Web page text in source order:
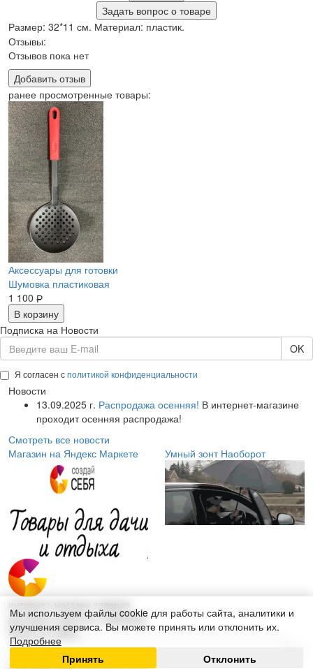
Задать вопрос о товаре
Размер: 32*11 см. Материал: пластик.
Отзывы:
Отзывов пока нет
Добавить отзыв
ранее просмотренные товары:
Аксессуары для готовки
Шумовка пластиковая
1 100 Р
В корзину
Подписка на Новости
OK
Я согласен сполитикой конфиденциальности
Новости
13.09.2025 г. Распродажа осенняя! В интернет-магазине
проходит осенняя распродажа!
Смотреть все новости
Магазин на Яндекс Маркете
Умный зонт Наоборот
интернет-магазин товаров
для дома, красоты и здоровья
Поиск по сайту:
Мы используем файлы cookie для работы сайта, аналитики и
улучшения сервиса. Вы можете принять или отклонить их.
Подробнее
Принять
Отклонить